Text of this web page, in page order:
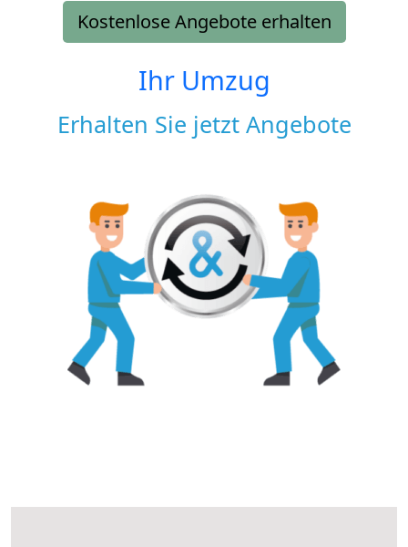
Kostenlose Angebote erhalten
Ihr Umzug
Erhalten Sie jetzt Angebote